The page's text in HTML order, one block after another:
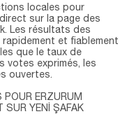
locales pour
sur la page des
Les résultats des
rapidement et fiablement
que le taux de
votes exprimés, les
ouvertes.
POUR ERZURUM
SUR YENİ ŞAFAK